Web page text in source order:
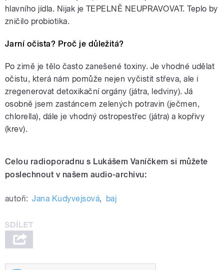
hlavního jídla. Nijak je TEPELNĚ NEUPRAVOVAT. Teplo by
zničilo probiotika.
Jarní očista? Proč je důležitá?
Po zimě je tělo často zanešené toxiny. Je vhodné udělat
očistu, která nám pomůže nejen vyčistit střeva, ale i
zregenerovat detoxikační orgány (játra, ledviny). Já
osobně jsem zastáncem zelených potravin (ječmen,
chlorella), dále je vhodný ostropestřec (játra) a kopřivy
(krev).
Celou radioporadnu s Lukášem Vaníčkem si můžete
poslechnout v našem audio-archivu:
autoři: Jana Kudyvejsová, baj